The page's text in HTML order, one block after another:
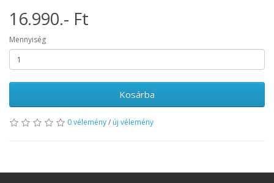
16.990.- Ft
Mennyiség
Kosárba
0 vélemény/ új vélemény